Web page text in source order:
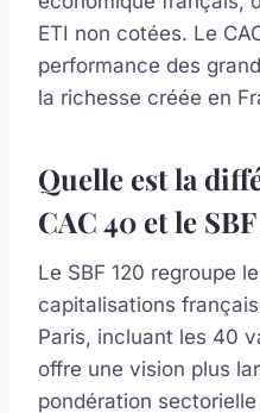
ETI non cotées. Le
performance des
la richesse créée en
Quelle est la
CAC 40 et le
Le SBF 120 regroupe
capitalisations
Paris, incluant les 40
offre une vision plus
pondération